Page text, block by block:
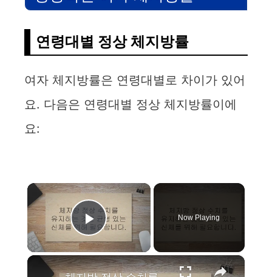
연령대별 정상 체지방률
여자 체지방률은 연령대별로 차이가 있어
요. 다음은 연령대별 정상 체지방률이에
요:
×
Play Video
Now Playing
×